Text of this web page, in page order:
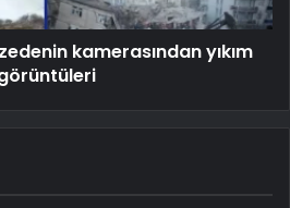
kamerasından yıkım